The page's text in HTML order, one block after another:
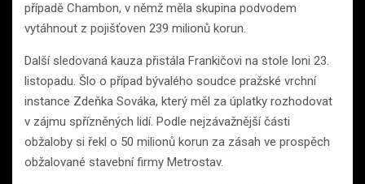
případě Chambon, v němž měla skupina podvodem
vytáhnout z pojišťoven 239 milionů korun.
Další sledovaná kauza přistála Frankičovi na stole loni 23.
listopadu. Šlo o případ bývalého soudce pražské vrchní
instance Zdeňka Sováka, který měl za úplatky rozhodovat
v zájmu spřízněných lidí. Podle nejzávažnější části
obžaloby si řekl o 50 milionů korun za zásah ve prospěch
obžalované stavební firmy Metrostav.